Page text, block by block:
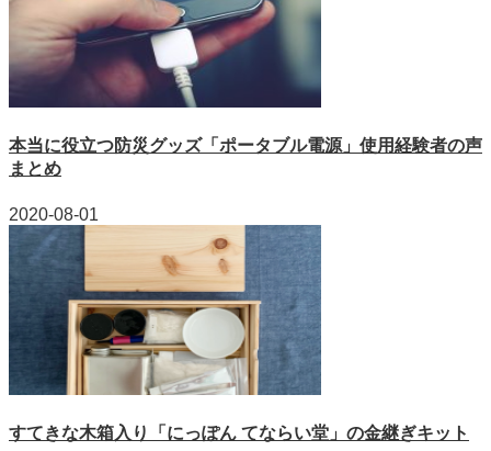
本当に役立つ防災グッズ「ポータブル電源」使用経験者の声
まとめ
2020-08-01
すてきな木箱入り「にっぽん てならい堂」の金継ぎキット